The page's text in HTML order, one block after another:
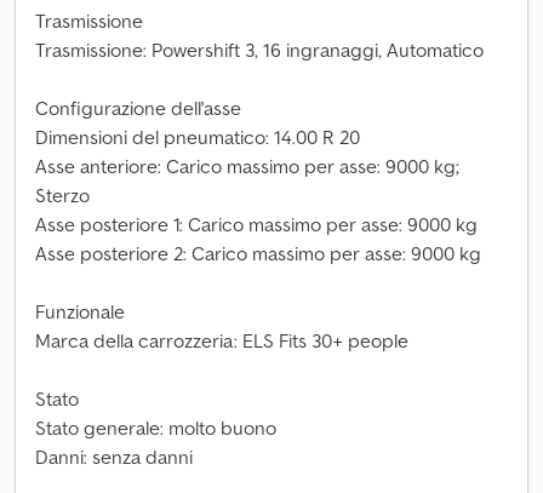
Trasmissione
Trasmissione: Powershift 3, 16 ingranaggi, Automatico
Configurazione dell'asse
Dimensioni del pneumatico: 14.00 R 20
Asse anteriore: Carico massimo per asse: 9000 kg;
Sterzo
Asse posteriore 1: Carico massimo per asse: 9000 kg
Asse posteriore 2: Carico massimo per asse: 9000 kg
Funzionale
Marca della carrozzeria: ELS Fits 30+ people
Stato
Stato generale: molto buono
Danni: senza danni